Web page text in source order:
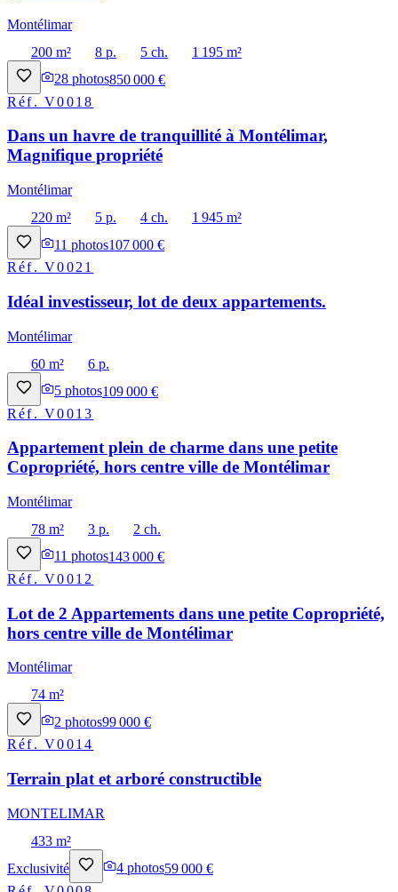
Montélimar
200 m²
8 p. 5 ch.
1 195 m²
28 photos850 000 €
Réf.V0018
Dans un havre de tranquillité à Montélimar,
Magnifique propriété
Montélimar
220 m²
5 p. 4 ch.
1 945 m²
11 photos107 000 €
Réf.V0021
Idéal investisseur, lot de deux appartements.
Montélimar
60 m²
6 p.
5 photos109 000 €
Réf.V0013
Appartement plein de charme dans une petite
Copropriété, hors centre ville de Montélimar
Montélimar
78 m²
3 p.
2 ch.
11 photos143 000 €
Réf.V0012
Lot de 2 Appartements dans une petite Copropriété,
hors centre ville de Montélimar
Montélimar
74 m²
2 photos99 000 €
Réf.V0014
Terrain plat et arboré constructible
MONTELIMAR
433 m²
Exclusivité
4 photos59 000 €